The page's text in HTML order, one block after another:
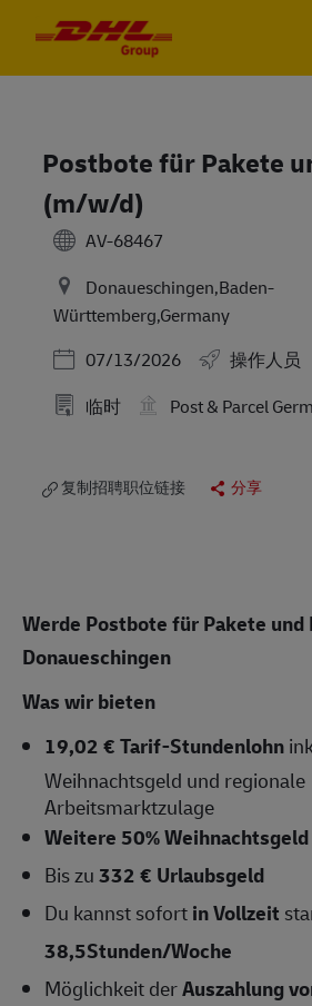
Postbote für Pakete
(m/w/d)
AV-68467
Donaueschingen,Baden-
Württemberg,Germany
Posted Date
07/13/2026 操作人员
临时
Post & Parcel
复制招聘职位链接 分享
Werde Postbote für Pakete
Donaueschingen
Was wir bieten
19,02 € Tarif-Stundenlohn
Weihnachtsgeld und regionale
Arbeitsmarktzulage
Weitere 50% Weihnachtsgeld
Bis zu332 € Urlaubsgeld
Du kannst sofortin Vollzeit
38,5Stunden/Woche
Möglichkeit derAuszahlung